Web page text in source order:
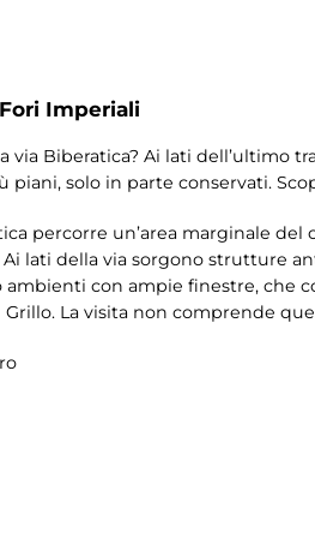
Imperiali
via Biberatica? Ai lati
piani, solo in parte conservati.
percorre un’area marginale
Ai lati della via sorgono strutture
ambienti con ampie finestre,
Grillo. La visita non comprende